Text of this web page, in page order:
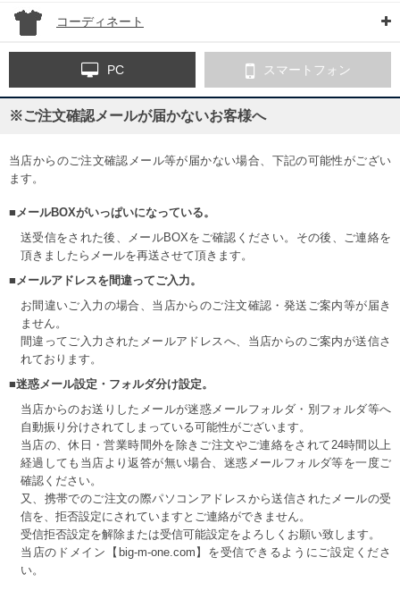
コーディネート
PC スマートフォン
※ご注文確認メールが届かないお客様へ
当店からのご注文確認メール等が届かない場合、下記の可能性がござい
ます。
■メールBOXがいっぱいになっている。
送受信をされた後、メールBOXをご確認ください。その後、ご連絡を
頂きましたらメールを再送させて頂きます。
■メールアドレスを間違ってご入力。
お間違いご入力の場合、当店からのご注文確認・発送ご案内等が届き
ません。
間違ってご入力されたメールアドレスへ、当店からのご案内が送信さ
れております。
■迷惑メール設定・フォルダ分け設定。
当店からのお送りしたメールが迷惑メールフォルダ・別フォルダ等へ
自動振り分けされてしまっている可能性がございます。
当店の、休日・営業時間外を除きご注文やご連絡をされて24時間以上
経過しても当店より返答が無い場合、迷惑メールフォルダ等を一度ご
確認ください。
又、携帯でのご注文の際パソコンアドレスから送信されたメールの受
信を、拒否設定にされていますとご連絡ができません。
受信拒否設定を解除または受信可能設定をよろしくお願い致します。
当店のドメイン【big-m-one.com】を受信できるようにご設定くださ
い。